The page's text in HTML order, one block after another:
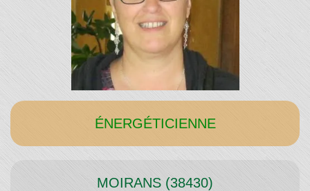
"L'Or du
Temps"
ÉNERGÉTICIENNE
MOIRANS (38430)